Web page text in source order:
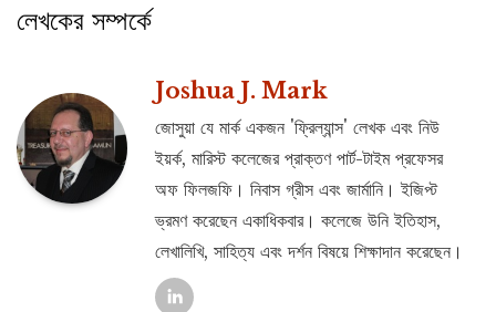
লেখকের সম্পর্কে
Joshua J. Mark
জোসুয়া যে মার্ক একজন 'ফ্রিল্যান্স' লেখক এবং নিউ
ইয়র্ক, মারিস্ট কলেজের প্রাক্তণ পার্ট-টাইম প্রফেসর
অফ ফিলজফি। নিবাস গ্রীস এবং জার্মানি। ইজিপ্ট
ভ্রমণ করেছেন একাধিকবার। কলেজে উনি ইতিহাস,
লেখালিখি, সাহিত্য এবং দর্শন বিষয়ে শিক্ষাদান করেছেন।